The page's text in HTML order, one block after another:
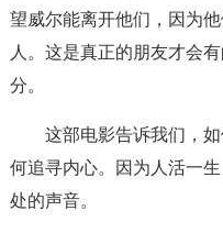
望威尔能离开他们，因为
人。这是真正的朋友才会
分。
这部电影告诉我们，
何追寻内心。因为人活一
处的声音。